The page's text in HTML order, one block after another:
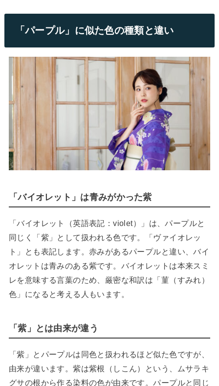
「パープル」に似た色の種類と違い
「バイオレット」は青みがかった紫
「バイオレット（英語表記：violet）」は、パープルと
同じく「紫」として扱われる色です。「ヴァイオレッ
ト」とも表記します。赤みがあるパープルと違い、バイ
オレットは青みのある紫です。バイオレットは本来スミ
レを意味する言葉のため、厳密な和訳は「菫（すみれ）
色」になると考える人もいます。
「紫」とは由来が違う
「紫」とパープルは同色と扱われるほど似た色ですが、
由来が違います。紫は紫根（しこん）という、ムサラキ
グサの根から作る染料の色が由来です。パープルと同じ